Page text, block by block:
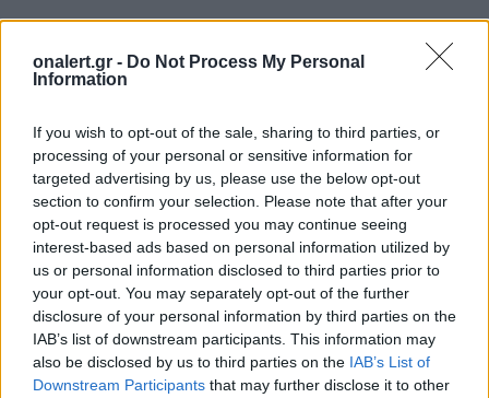
onalert.gr - Do Not Process My Personal
Information
If you wish to opt-out of the sale, sharing to third parties, or
processing of your personal or sensitive information for
targeted advertising by us, please use the below opt-out
section to confirm your selection. Please note that after your
opt-out request is processed you may continue seeing
interest-based ads based on personal information utilized by
us or personal information disclosed to third parties prior to
your opt-out. You may separately opt-out of the further
disclosure of your personal information by third parties on the
IAB’s list of downstream participants. This information may
also be disclosed by us to third parties on the IAB’s List of
Downstream Participants that may further disclose it to other
ΔΙΑΦΗΜΙΣΗ